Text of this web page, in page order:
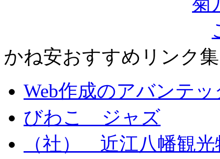
かね安おすすめリンク集
Web作成のアバンテッ
びわこ ジャズ
（社） 近江八幡観光